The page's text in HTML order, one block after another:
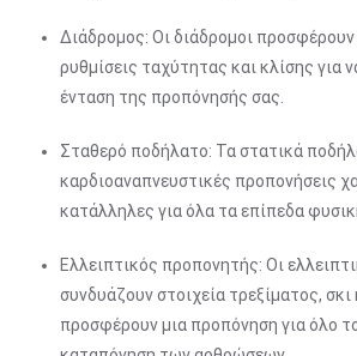
Διάδρομος: Οι διάδρομοι προσφέρουν
ρυθμίσεις ταχύτητας και κλίσης για
ένταση της προπόνησής σας.
Σταθερό ποδήλατο: Τα στατικά
καρδιοαναπνευστικές προπονήσεις
κατάλληλες για όλα τα επίπεδα
Ελλειπτικός προπονητής: Οι
συνδυάζουν στοιχεία τρεξίματος,
προσφέρουν μια προπόνηση για όλο